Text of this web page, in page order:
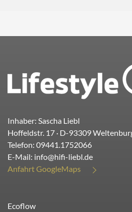
Inhaber: Sascha Liebl
Hoffeldstr. 17 · D-93309
Telefon: 09441.1752066
E-Mail: info@hifi-liebl.de
Anfahrt GoogleMaps
Ecoflow